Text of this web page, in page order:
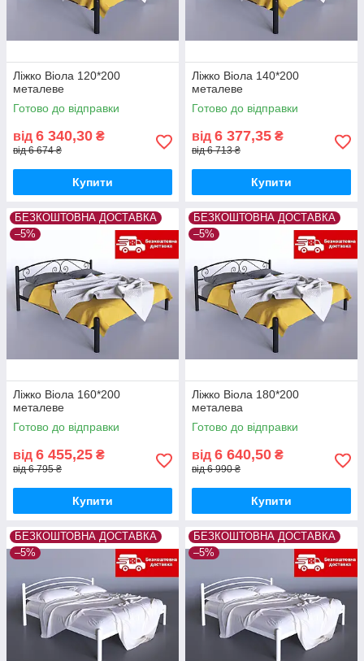
Ліжко Віола 120*200
металеве
Готово до відправки
від 6 340,30 ₴
від 6 674 ₴
Купити
Ліжко Віола 140*200
металеве
Готово до відправки
від 6 377,35 ₴
від 6 713 ₴
Купити
БЕЗКОШТОВНА ДОСТАВКА
–5%
Ліжко Віола 160*200
металеве
Готово до відправки
від 6 455,25 ₴
від 6 795 ₴
Купити
БЕЗКОШТОВНА ДОСТАВКА
–5%
Ліжко Віола 180*200
металева
Готово до відправки
від 6 640,50 ₴
від 6 990 ₴
Купити
БЕЗКОШТОВНА ДОСТАВКА
–5%
БЕЗКОШТОВНА ДОСТАВКА
–5%